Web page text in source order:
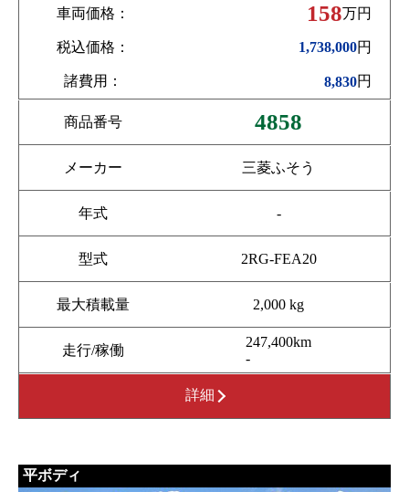
車両価格： 158万円
税込価格： 1,738,000円
諸費用： 8,830円
商品番号 4858
メーカー 三菱ふそう
年式 -
型式 2RG-FEA20
最大積載量 2,000 kg
走行/稼働
247,400km
-
詳細
平ボディ